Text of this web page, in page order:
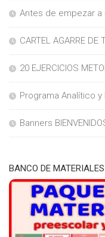
Antes de empezar a
CARTEL AGARRE DE
20 EJERCICIOS
Programa Analítico
Banners
BANCO DE MATERIALES